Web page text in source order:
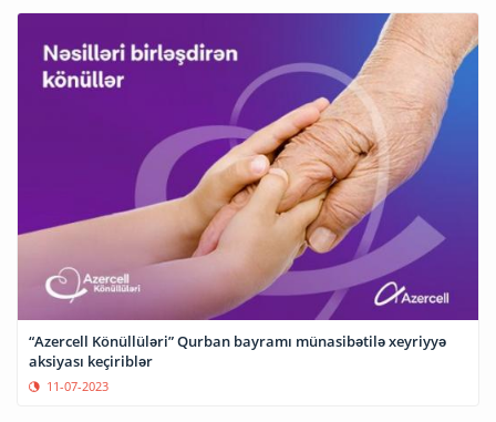
“Azercell Könüllüləri” Qurban bayramı münasibətilə xeyriyyə
aksiyası keçiriblər
11-07-2023